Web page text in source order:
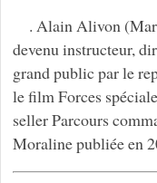
. Alain Alivon
devenu instructeur,
grand public par le
le film Forces
seller Parcours
Moraline publiée en